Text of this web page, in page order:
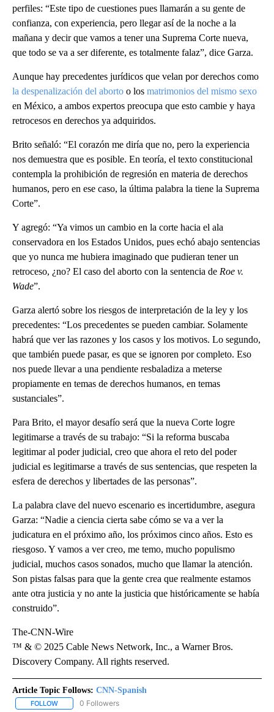
perfiles: “Este tipo de cuestiones pues llamarán a su gente de
confianza, con experiencia, pero llegar así de la noche a la
mañana y decir que vamos a tener una Suprema Corte nueva,
que todo se va a ser diferente, es totalmente falaz”, dice Garza.
Aunque hay precedentes jurídicos que velan por derechos como
la despenalización del aborto o los matrimonios del mismo sexo
en México, a ambos expertos preocupa que esto cambie y haya
retrocesos en derechos ya adquiridos.
Brito señaló: “El corazón me diría que no, pero la experiencia
nos demuestra que es posible. En teoría, el texto constitucional
contempla la prohibición de regresión en materia de derechos
humanos, pero en ese caso, la última palabra la tiene la Suprema
Corte”.
Y agregó: “Ya vimos un cambio en la corte hacia el ala
conservadora en los Estados Unidos, pues echó abajo sentencias
que yo nunca me hubiera imaginado que pudieran tener un
retroceso, ¿no? El caso del aborto con la sentencia de Roe v.
Wade”.
Garza alertó sobre los riesgos de interpretación de la ley y los
precedentes: “Los precedentes se pueden cambiar. Solamente
habrá que ver las razones y los casos y los motivos. Lo segundo,
que también puede pasar, es que se ignoren por completo. Eso
nos puede llevar a una pendiente resbaladiza a meterse
propiamente en temas de derechos humanos, en temas
sustanciales”.
Para Brito, el mayor desafío será que la nueva Corte logre
legitimarse a través de su trabajo: “Si la reforma buscaba
legitimar al poder judicial, creo que ahora el reto del poder
judicial es legitimarse a través de sus sentencias, que respeten la
esfera de derechos y libertades de las personas”.
La palabra clave del nuevo escenario es incertidumbre, asegura
Garza: “Nadie a ciencia cierta sabe cómo se va a ver la
judicatura en el próximo año, los próximos cinco años. Esto es
riesgoso. Y vamos a ver creo, me temo, mucho populismo
judicial, muchos casos sonados, mucho que llamar la atención.
Son pistas falsas para que la gente crea que realmente estamos
ante otra justicia y no ante la justicia que históricamente se había
construido”.
The-CNN-Wire
™ & © 2025 Cable News Network, Inc., a Warner Bros.
Discovery Company. All rights reserved.
Article Topic Follows: CNN-Spanish
FOLLOW FOLLOW "CNN-SPANISH" TO RECEIVE NOTIFICATIONS ABOUT
0 Followers